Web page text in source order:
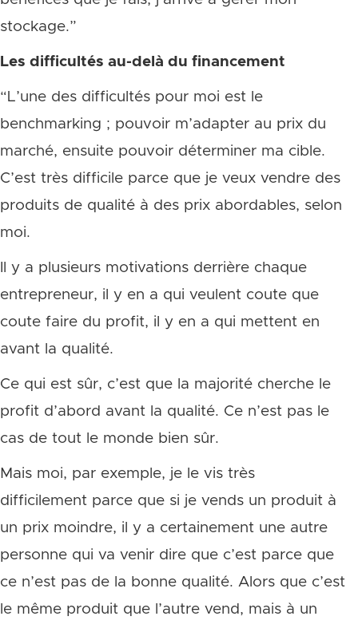
stockage.”
Les difficultés au-delà du financement
“L’une des difficultés pour moi est le
benchmarking ; pouvoir m’adapter au prix du
marché, ensuite pouvoir déterminer ma cible.
C’est très difficile parce que je veux vendre des
produits de qualité à des prix abordables, selon
moi.
Il y a plusieurs motivations derrière chaque
entrepreneur, il y en a qui veulent coute que
coute faire du profit, il y en a qui mettent en
avant la qualité.
Ce qui est sûr, c’est que la majorité cherche le
profit d’abord avant la qualité. Ce n’est pas le
cas de tout le monde bien sûr.
Mais moi, par exemple, je le vis très
difficilement parce que si je vends un produit à
un prix moindre, il y a certainement une autre
personne qui va venir dire que c’est parce que
ce n’est pas de la bonne qualité. Alors que c’est
le même produit que l’autre vend, mais à un